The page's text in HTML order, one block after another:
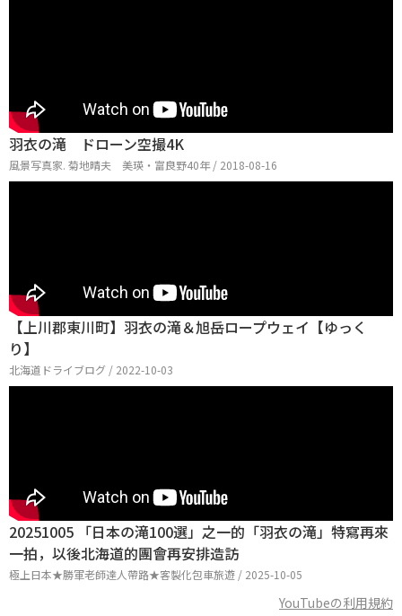
羽衣の滝 ドローン空撮4K
風景写真家. 菊地晴夫 美瑛・富良野40年 / 2018-08-16
【上川郡東川町】羽衣の滝＆旭岳ロープウェイ【ゆっく
り】
北海道ドライブログ / 2022-10-03
20251005 「日本の滝100選​​​​​​​」之一的「羽衣の滝」特寫再來
一拍，以後北海道的團會再安排造訪
極上日本★勝軍老師達人帶路★客製化包車旅遊 / 2025-10-05
YouTubeの利用規約